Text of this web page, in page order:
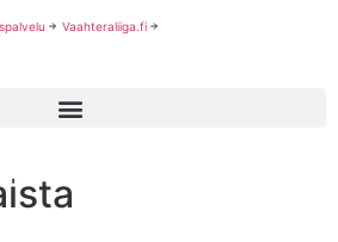
Vaahteraliiga.fi
lasten tekniikkaleirillä